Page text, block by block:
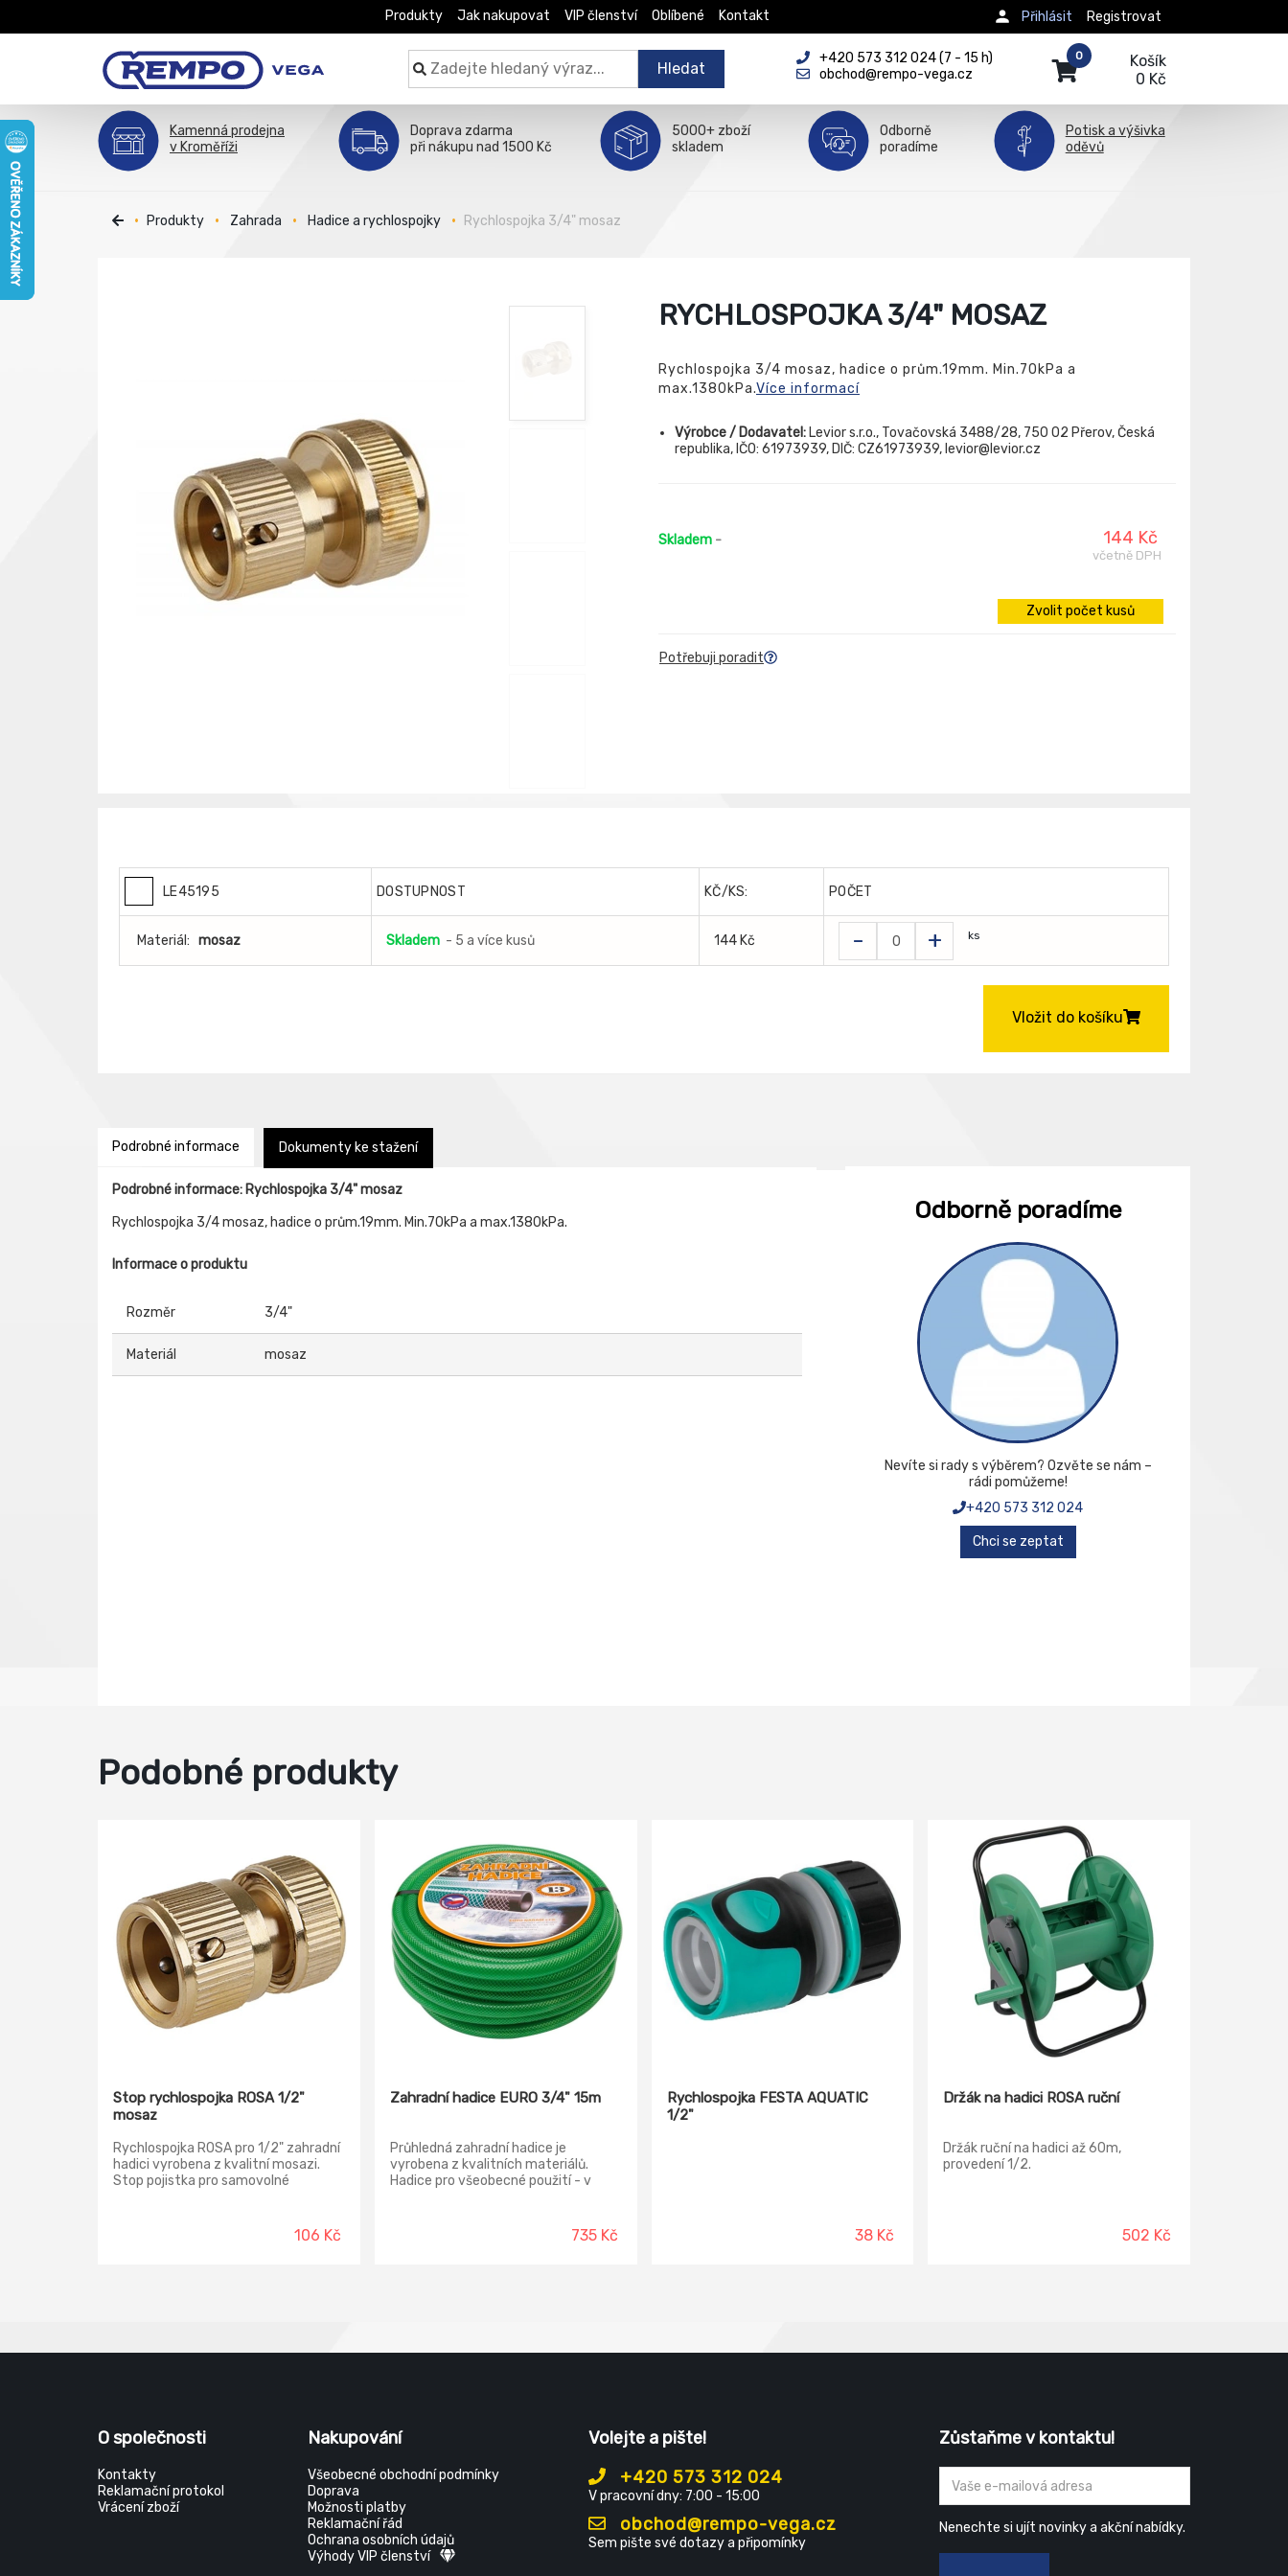
Produkty Jak nakupovat VIP členství Oblíbené Kontakt Registrovat
Přihlásit
Hledat
+420 573 312 024 (7 - 15 h)
obchod@rempo-vega.cz
Košík
0 Kč
0
Kamenná prodejna
v Kroměříži
Doprava zdarma
při nákupu nad 1500 Kč
5000+ zboží
skladem
Odborně
poradíme
Potisk a výšivka
oděvů
Produkty Zahrada Hadice a rychlospojky Rychlospojka 3/4" mosaz
RYCHLOSPOJKA 3/4" MOSAZ
Rychlospojka 3/4 mosaz, hadice o prům.19mm. Min.70kPa a
max.1380kPa.Více informací
Výrobce / Dodavatel: Levior s.r.o., Tovačovská 3488/28, 750 02 Přerov, Česká
republika, IČO: 61973939, DIČ: CZ61973939, levior@levior.cz
Skladem - 144 Kč
včetně DPH
Zvolit počet kusů
Potřebuji poradit
LE45195 DOSTUPNOST KČ/KS: POČET
Materiál: mosaz Skladem - 5 a více kusů 144 Kč - + ks
Vložit do košíku
Podrobné informace Dokumenty ke stažení
Podrobné informace: Rychlospojka 3/4" mosaz
Rychlospojka 3/4 mosaz, hadice o prům.19mm. Min.70kPa a max.1380kPa.
Informace o produktu
Rozměr 3/4"
Materiál mosaz
Odborně poradíme
Nevíte si rady s výběrem? Ozvěte se nám –
rádi pomůžeme!
+420 573 312 024
Chci se zeptat
Podobné produkty
Stop rychlospojka ROSA 1/2"
mosaz
Rychlospojka ROSA pro 1/2" zahradní
hadici vyrobena z kvalitní mosazi.
Stop pojistka pro samovolné
přepínání na jiný kohout - tlak vody
svým vlastním tlakem uzavře těsnící
106 Kč
Zahradní hadice EURO 3/4" 15m
Průhledná zahradní hadice je
vyrobena z kvalitních materiálů.
Hadice pro všeobecné použití - v
735 Kč
Rychlospojka FESTA AQUATIC
1/2"
38 Kč
Držák na hadici ROSA ruční
Držák ruční na hadici až 60m,
provedení 1/2.
502 Kč
O společnosti
Kontakty
Reklamační protokol
Vrácení zboží
Nakupování
Všeobecné obchodní podmínky
Doprava
Možnosti platby
Reklamační řád
Ochrana osobních údajů
Výhody VIP členství
Volejte a pište!
+420 573 312 024
V pracovní dny: 7:00 - 15:00
obchod@rempo-vega.cz
Sem pište své dotazy a připomínky
Zůstaňme v kontaktu!
Nenechte si ujít novinky a akční nabídky.